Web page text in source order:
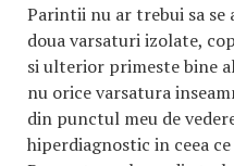
Parintii nu ar trebui sa se
doua varsaturi izolate,
si ulterior primeste bine
nu orice varsatura
din punctul meu de
hiperdiagnostic in ceea